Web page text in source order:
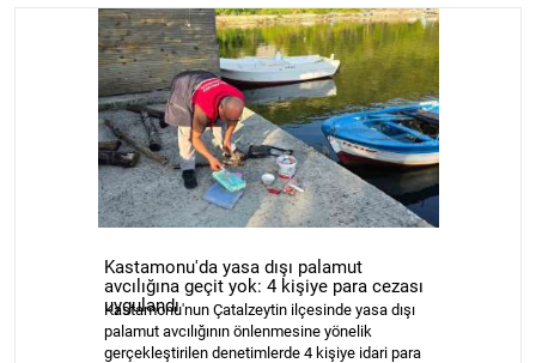
Kastamonu'da yasa dışı palamut
avcılığına geçit yok: 4 kişiye para cezası
uygulandı
Kastamonu'nun Çatalzeytin ilçesinde yasa dışı
palamut avcılığının önlenmesine yönelik
gerçekleştirilen denetimlerde 4 kişiye idari para